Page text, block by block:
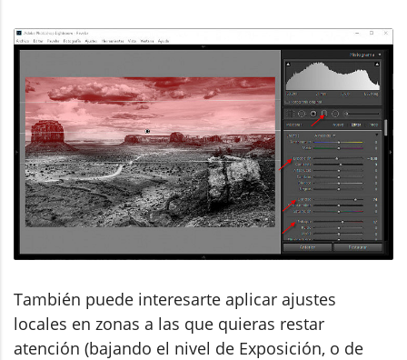
También puede interesarte aplicar ajustes
locales en zonas a las que quieras restar
atención (bajando el nivel de Exposición, o de